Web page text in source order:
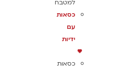
למטבח
כסאות
עם
ידיות
כסאות